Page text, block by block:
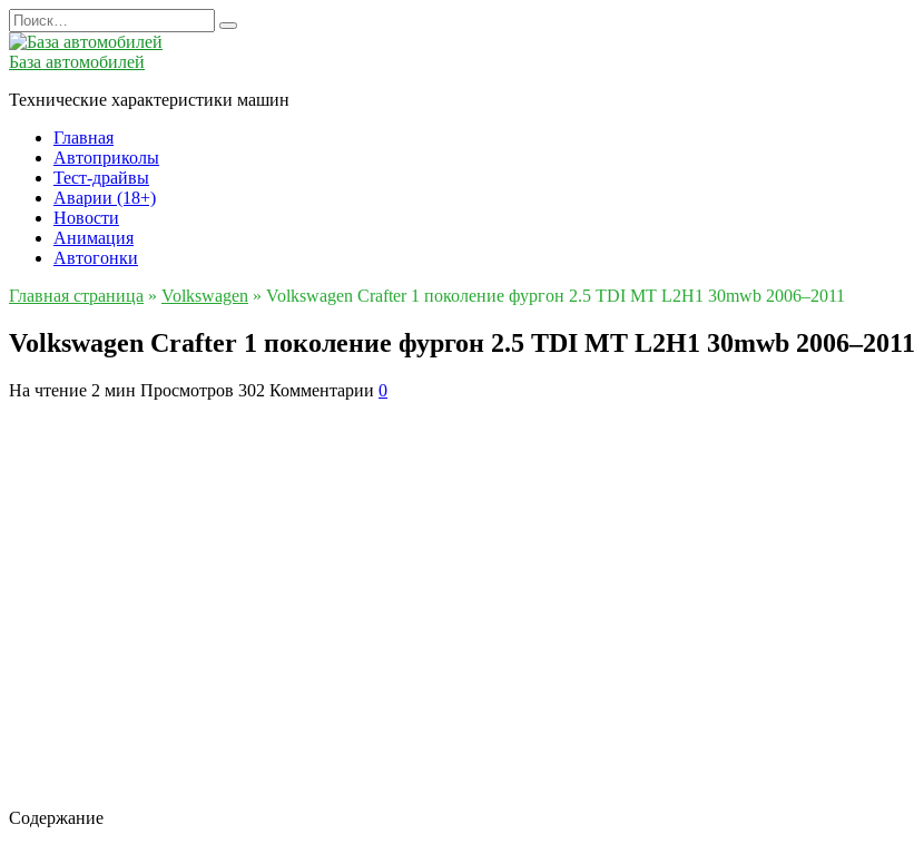
Перейти
к
содержанию
Search
for:
База автомобилей
Технические характеристики машин
Главная
Автоприколы
Тест-драйвы
Аварии (18+)
Новости
Анимация
Автогонки
Главная страница » Volkswagen » Volkswagen Crafter 1 поколение фургон 2.5 TDI MT L2H1 30mwb 2006–2011
Volkswagen Crafter 1 поколение фургон 2.5 TDI MT L2H1 30mwb 2006–2011
На чтение 2 мин Просмотров 302 Комментарии 0
Содержание